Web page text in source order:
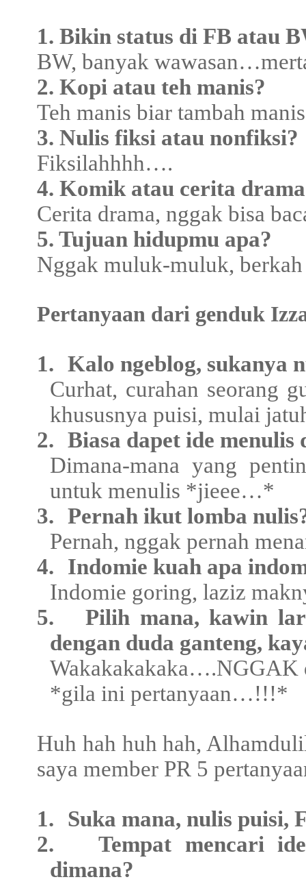
1. Bikin status di FB atau
BW, banyak
2. Kopi atau teh manis?
Teh manis biar tambah
3. Nulis fiksi atau nonfiksi?
Fiksilahhhh….
4. Komik atau cerita
Cerita drama, nggak bisa
5. Tujuan hidupmu apa?
Nggak muluk-muluk,
Pertanyaan dari genduk
1. Kalo ngeblog, sukanya
Curhat, curahan seorang
khususnya puisi, mulai
2. Biasa dapet ide menulis
Dimana-mana yang
untuk menulis *jieee…*
3. Pernah ikut lomba
Pernah, nggak pernah
4.
Indomie kuah apa
Indomie goring, laziz
5.
Pilih mana, kawin
dengan duda ganteng,
Wakakakakaka….NGGAK
*gila ini pertanyaan…!!!*
Huh hah huh hah,
saya member PR 5
1.
Suka mana, nulis puisi,
2.
Tempat mencari
dimana?